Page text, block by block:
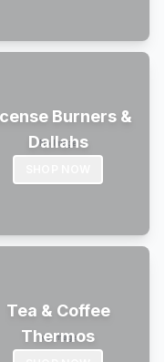
Burners &
Dallahs
Tea & Coffee
Thermos